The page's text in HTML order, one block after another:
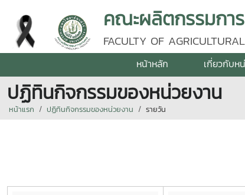
คณะผลิตกรรมกา
FACULTY OF
หน้าหลัก เกี่ยวกับห
ปฏิทินกิจกรรมของหน่วยงาน
หน้าแรก ปฏิทินกิจกรรมของหน่วยงาน รายวัน